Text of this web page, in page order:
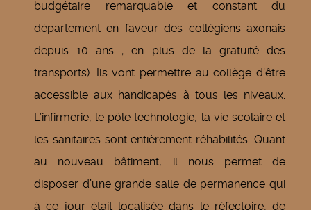
budgétaire remarquable et constant du
département en faveur des collégiens axonais
depuis 10 ans ; en plus de la gratuité des
transports). Ils vont permettre au collège d’être
accessible aux handicapés à tous les niveaux.
L’infirmerie, le pôle technologie, la vie scolaire et
les sanitaires sont entièrement réhabilités. Quant
au nouveau bâtiment, il nous permet de
disposer d’une grande salle de permanence qui
à ce jour était localisée dans le réfectoire, de